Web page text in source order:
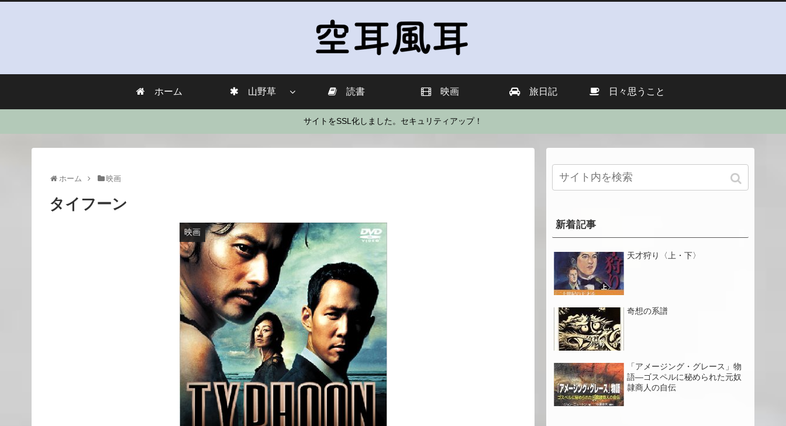
ホーム 山野草 読書 映画 旅日記 日々思うこと
サイトをSSL化しました。セキュリティアップ！
ホーム 映画
タイフーン
映画
新着記事
天才狩り〈上・下〉
奇想の系譜
「アメージング・グレース」物
語―ゴスペルに秘められた元奴
隷商人の自伝